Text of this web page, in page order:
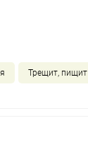
Трещит, пищит